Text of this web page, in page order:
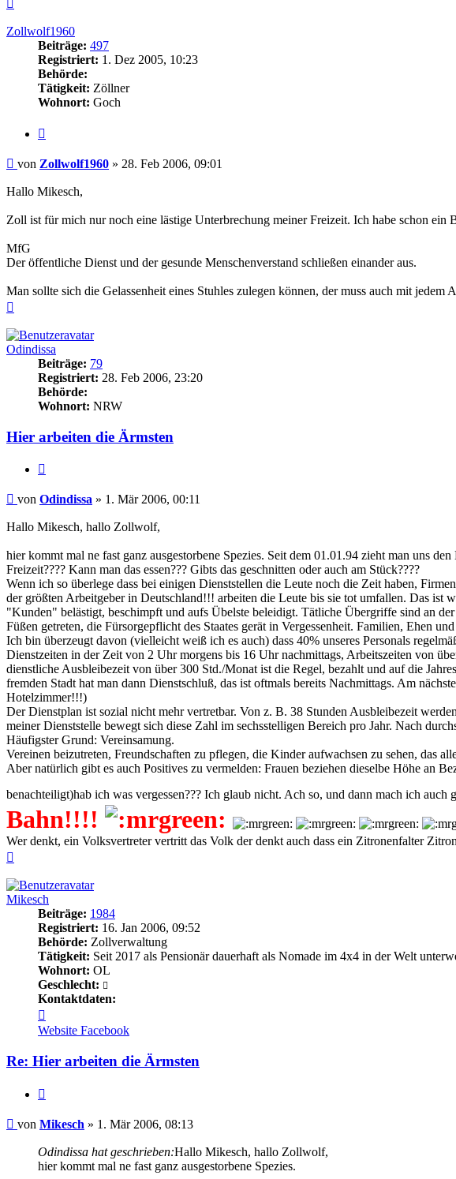
Zollwolf1960
Beiträge: 497
Registriert: 1. Dez 2005, 10:23
Behörde:
Tätigkeit: Zöllner
Wohnort: Goch
Beitrag
von Zollwolf1960 » 28. Feb 2006, 09:01
Hallo Mikesch,
Zoll ist für mich nur noch eine lästige Unterbrechung meiner Freizeit. Ich habe schon
MfG
Der öffentliche Dienst und der gesunde Menschenverstand schließen einander aus.
Man sollte sich die Gelassenheit eines Stuhles zulegen können, der muss auch mit jedem
Odindissa
Beiträge: 79
Registriert: 28. Feb 2006, 23:20
Behörde:
Wohnort: NRW
Hier arbeiten die Ärmsten
Beitrag
von Odindissa » 1. Mär 2006, 00:11
Hallo Mikesch, hallo Zollwolf,
hier kommt mal ne fast ganz ausgestorbene Spezies. Seit dem 01.01.94 zieht man uns
Freizeit???? Kann man das essen??? Gibts das geschnitten oder auch am Stück????
Wenn ich so überlege dass bei einigen Dienststellen die Leute noch die Zeit haben,
der größten Arbeitgeber in Deutschland!!! arbeiten die Leute bis sie tot umfallen. Das
"Kunden" belästigt, beschimpft und aufs Übelste beleidigt. Tätliche Übergriffe sind an
Füßen getreten, die Fürsorgepflicht des Staates gerät in Vergessenheit. Familien, Ehen
Ich bin überzeugt davon (vielleicht weiß ich es auch) dass 40% unseres Personals
Dienstzeiten in der Zeit von 2 Uhr morgens bis 16 Uhr nachmittags, Arbeitszeiten von
dienstliche Ausbleibezeit von über 300 Std./Monat ist die Regel, bezahlt und auf die
fremden Stadt hat man dann Dienstschluß, das ist oftmals bereits Nachmittags. Am
Hotelzimmer!!!)
Der Dienstplan ist sozial nicht mehr vertretbar. Von z. B. 38 Stunden Ausbleibezeit
meiner Dienststelle bewegt sich diese Zahl im sechsstelligen Bereich pro Jahr. Nach
Häufigster Grund: Vereinsamung.
Vereinen beizutreten, Freundschaften zu pflegen, die Kinder aufwachsen zu sehen, das
Aber natürlich gibt es auch Positives zu vermelden: Frauen beziehen dieselbe Höhe an
benachteiligt)hab ich was vergessen??? Ich glaub nicht. Ach so, und dann mach ich auch
Bahn!!!!
Wer denkt, ein Volksvertreter vertritt das Volk der denkt auch dass ein Zitronenfalter
Mikesch
Beiträge: 1984
Registriert: 16. Jan 2006, 09:52
Behörde: Zollverwaltung
Tätigkeit: Seit 2017 als Pensionär dauerhaft als Nomade im 4x4 in der Welt
Wohnort: OL
Geschlecht:
Kontaktdaten:
von
Website Facebook
Re: Hier arbeiten die Ärmsten
Beitrag
von Mikesch » 1. Mär 2006, 08:13
Odindissa hat geschrieben:Hallo Mikesch, hallo Zollwolf,
hier kommt mal ne fast ganz ausgestorbene Spezies.